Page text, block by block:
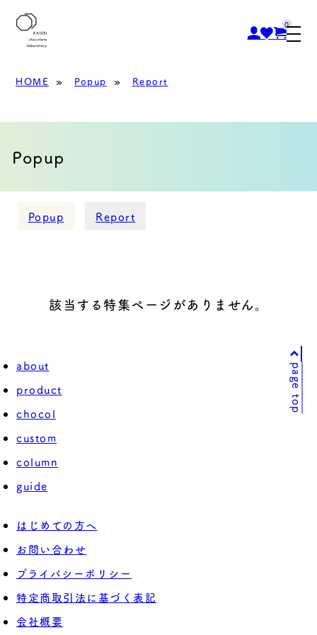
0
HOME » Popup » Report
Popup
Popup Report
該当する特集ページがありません。
about
product
chocol
custom
column
guide
はじめての方へ
お問い合わせ
プライバシーポリシー
特定商取引法に基づく表記
会社概要
page top